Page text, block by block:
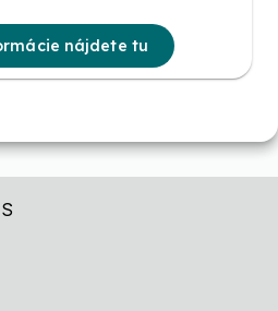
nájdete tu